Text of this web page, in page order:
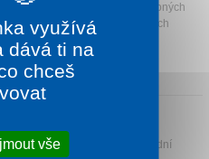
v komplexu termálních-léčebných
150m od vchodu do termálních
2 196 Kč
Hotel se nachází v bezprostřední
využívá
dává ti na
chceš
vše